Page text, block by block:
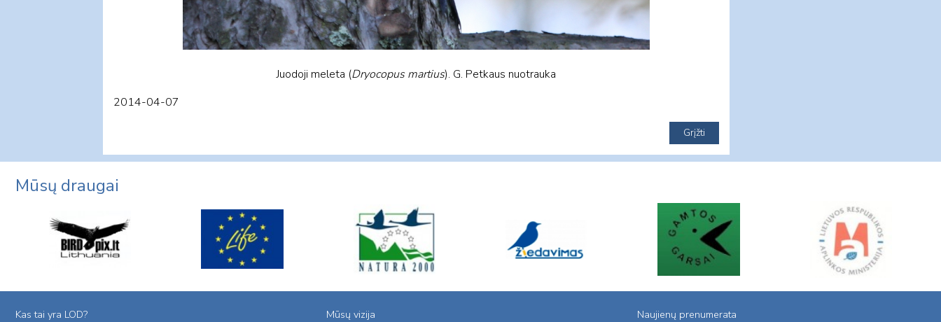
Juodoji meleta (Dryocopus martius). G. Petkaus nuotrauka
2014-04-07
Mūsų draugai
Kas tai yra LOD? Mūsų vizija Naujienų prenumerata